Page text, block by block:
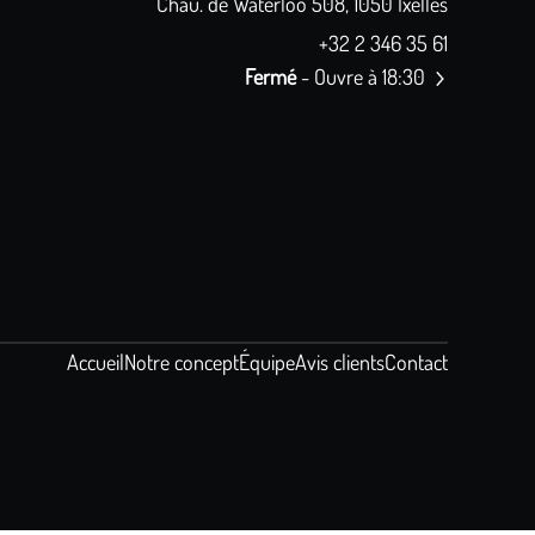
+32 2 346 35 61
Fermé- Ouvre à 18:30
AccueilNotre conceptÉquipeAvis clientsContact